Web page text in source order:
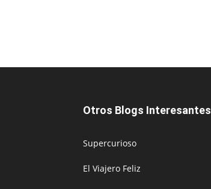
Otros Blogs Interesantes
Supercurioso
El Viajero Feliz